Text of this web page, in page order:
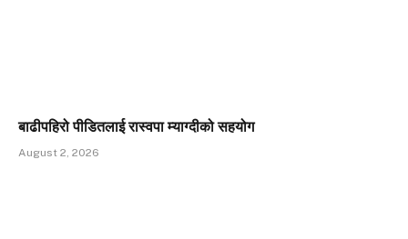
बाढीपहिरो पीडितलाई रास्वपा म्याग्दीको सहयोग
August 2, 2026